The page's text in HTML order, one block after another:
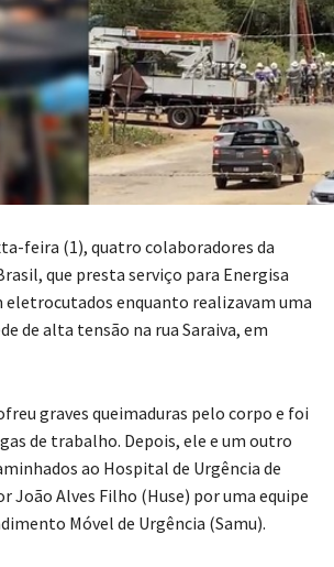
feira (1), quatro colaboradores da
que presta serviço para Energisa
eletrocutados enquanto realizavam uma
de alta tensão na rua Saraiva, em
graves queimaduras pelo corpo e foi
de trabalho. Depois, ele e um outro
ao Hospital de Urgência de
João Alves Filho (Huse) por uma equipe
Móvel de Urgência (Samu).